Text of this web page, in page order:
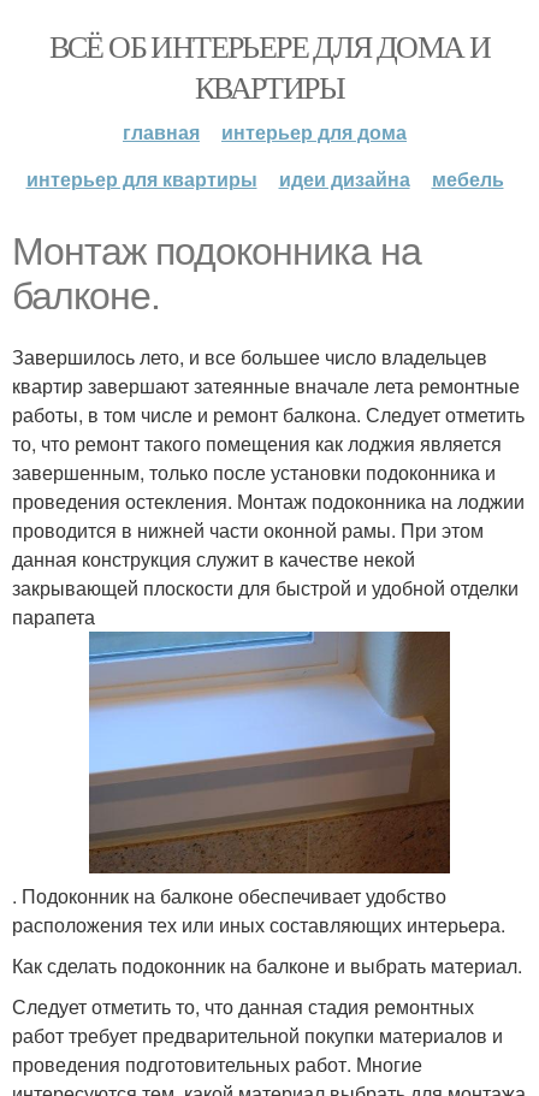
ВСЁ ОБ ИНТЕРЬЕРЕ ДЛЯ ДОМА И
КВАРТИРЫ
главная
интерьер для дома
интерьер для квартиры
идеи дизайна мебель
Монтаж подоконника на
балконе.
Завершилось лето, и все большее число владельцев
квартир завершают затеянные вначале лета ремонтные
работы, в том числе и ремонт балкона. Следует отметить
то, что ремонт такого помещения как лоджия является
завершенным, только после установки подоконника и
проведения остекления. Монтаж подоконника на лоджии
проводится в нижней части оконной рамы. При этом
данная конструкция служит в качестве некой
закрывающей плоскости для быстрой и удобной отделки
парапета
. Подоконник на балконе обеспечивает удобство
расположения тех или иных составляющих интерьера.
Как сделать подоконник на балконе и выбрать материал.
Следует отметить то, что данная стадия ремонтных
работ требует предварительной покупки материалов и
проведения подготовительных работ. Многие